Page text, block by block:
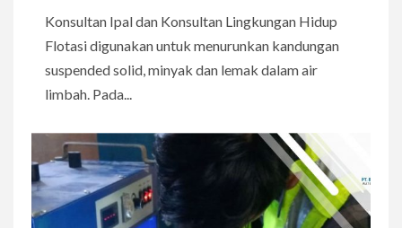
Konsultan Ipal dan Konsultan Lingkungan Hidup
Flotasi digunakan untuk menurunkan kandungan
suspended solid, minyak dan lemak dalam air
limbah. Pada...